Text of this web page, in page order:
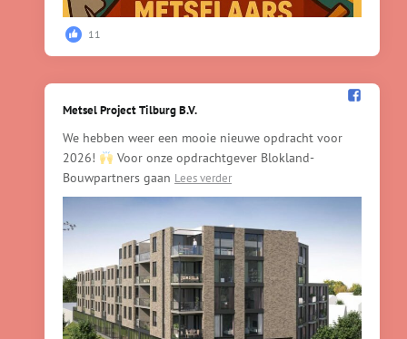
11
Metsel Project Tilburg B.V.️
We hebben weer een mooie nieuwe opdracht voor
2026!
Voor onze opdrachtgever Blokland-
Bouwpartners gaan Lees verder